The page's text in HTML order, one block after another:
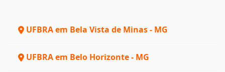
UFBRA em Bela Vista de Minas - MG
UFBRA em Belo Horizonte - MG